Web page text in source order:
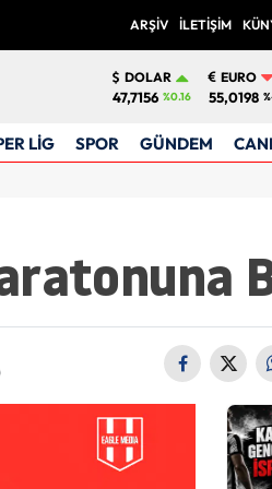
ARŞİV İLETİŞİM
DOLAR
47,7156 %0.16
EURO
55,0198
LİG SPOR GÜNDEM